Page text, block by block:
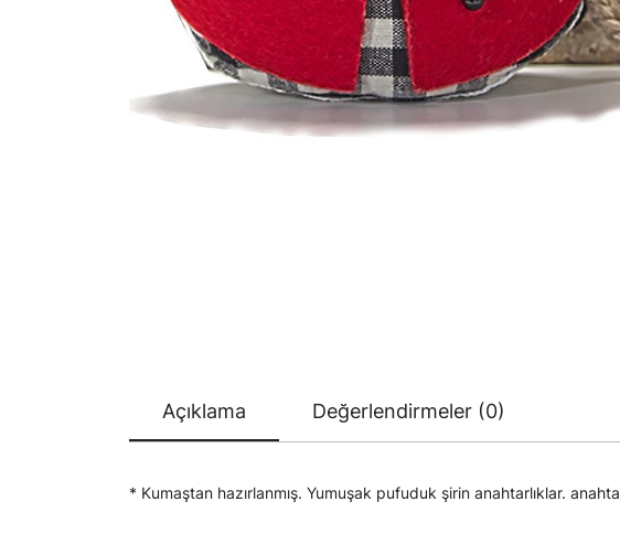
Açıklama Değerlendirmeler (0)
* Kumaştan hazırlanmış. Yumuşak pufuduk şirin anahtarlıklar.